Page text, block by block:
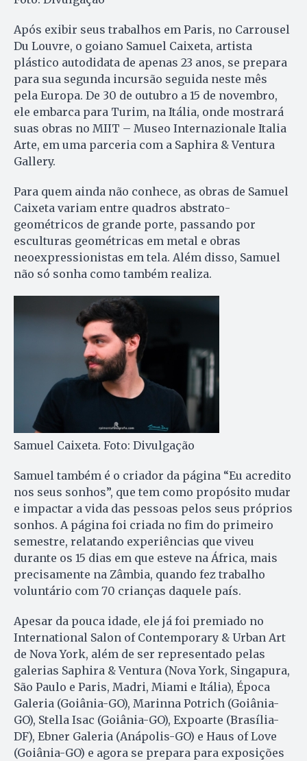
Após exibir seus trabalhos em Paris, no Carrousel
Du Louvre, o goiano Samuel Caixeta, artista
plástico autodidata de apenas 23 anos, se prepara
para sua segunda incursão seguida neste mês
pela Europa. De 30 de outubro a 15 de novembro,
ele embarca para Turim, na Itália, onde mostrará
suas obras no MIIT – Museo Internazionale Italia
Arte, em uma parceria com a Saphira & Ventura
Gallery.
Para quem ainda não conhece, as obras de Samuel
Caixeta variam entre quadros abstrato-
geométricos de grande porte, passando por
esculturas geométricas em metal e obras
neoexpressionistas em tela. Além disso, Samuel
não só sonha como também realiza.
Samuel Caixeta. Foto: Divulgação
Samuel também é o criador da página “Eu acredito
nos seus sonhos”, que tem como propósito mudar
e impactar a vida das pessoas pelos seus próprios
sonhos. A página foi criada no fim do primeiro
semestre, relatando experiências que viveu
durante os 15 dias em que esteve na África, mais
precisamente na Zâmbia, quando fez trabalho
voluntário com 70 crianças daquele país.
Apesar da pouca idade, ele já foi premiado no
International Salon of Contemporary & Urban Art
de Nova York, além de ser representado pelas
galerias Saphira & Ventura (Nova York, Singapura,
São Paulo e Paris, Madri, Miami e Itália), Época
Galeria (Goiânia-GO), Marinna Potrich (Goiânia-
GO), Stella Isac (Goiânia-GO), Expoarte (Brasília-
DF), Ebner Galeria (Anápolis-GO) e Haus of Love
(Goiânia-GO) e agora se prepara para exposições